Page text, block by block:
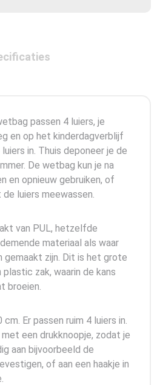
passen 4 luiers, je
en op het kinderdagverblijf
in. Thuis deponeer je de
De wetbag kun je na
en opnieuw gebruiken, of
luiers meewassen.
van PUL, hetzelfde
materiaal als waar
gemaakt zijn. Dit is het grote
zak, waarin de kans
broeien.
cm. Er passen ruim 4 luiers in.
een drukknoopje, zodat je
aan bijvoorbeeld de
of aan een haakje in